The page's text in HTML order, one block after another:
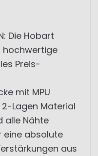
Die Hobart
hochwertige
Preis-
mit MPU
Lagen Material
alle Nähte
eine absolute
aus